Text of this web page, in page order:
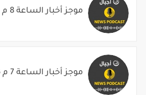
موجز أخبار الساعة 8 م 2026/08/06
موجز أخبار الساعة 7 م 2026/08/06